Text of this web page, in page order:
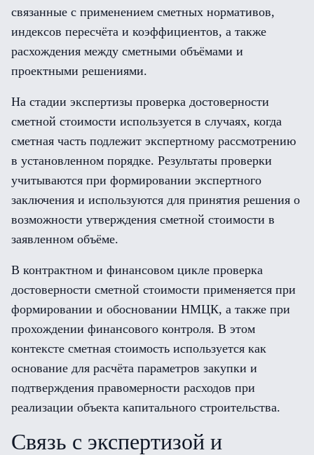
связанные с применением сметных нормативов,
индексов пересчёта и коэффициентов, а также
расхождения между сметными объёмами и
проектными решениями.
На стадии экспертизы проверка достоверности
сметной стоимости используется в случаях, когда
сметная часть подлежит экспертному рассмотрению
в установленном порядке. Результаты проверки
учитываются при формировании экспертного
заключения и используются для принятия решения о
возможности утверждения сметной стоимости в
заявленном объёме.
В контрактном и финансовом цикле проверка
достоверности сметной стоимости применяется при
формировании и обосновании НМЦК, а также при
прохождении финансового контроля. В этом
контексте сметная стоимость используется как
основание для расчёта параметров закупки и
подтверждения правомерности расходов при
реализации объекта капитального строительства.
Связь с экспертизой и